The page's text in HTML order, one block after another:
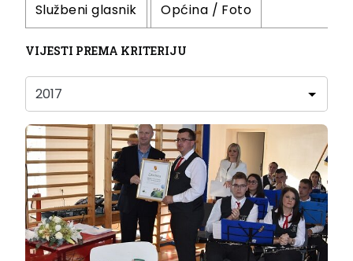
Službeni glasnik Općina / Foto
VIJESTI PREMA KRITERIJU